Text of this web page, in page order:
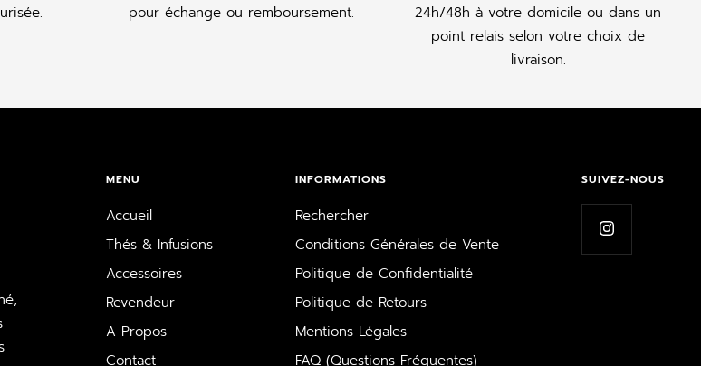
pour échange ou remboursement.
24h/48h à votre domicile ou dans un
point relais selon votre choix de
livraison.
MENU
Accueil
Thés & Infusions
Accessoires
Revendeur
A Propos
Contact
INFORMATIONS
Rechercher
Conditions Générales de Vente
Politique de Confidentialité
Politique de Retours
Mentions Légales
FAQ (Questions Fréquentes)
SUIVEZ-NOUS